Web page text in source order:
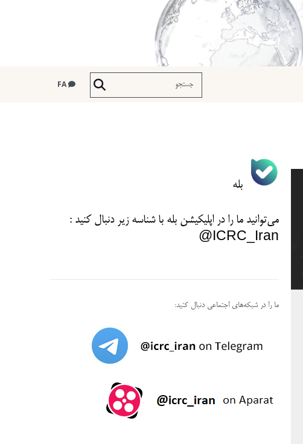
بله
می‌توانید ما را در اپلیکیشن بله با شناسه زیردنبال کنید :
ICRC_Iran@
ما را در شبکه‌های اجتماعی دنبال کنید: